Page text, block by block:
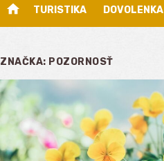
home TURISTIKA DOVOLENKA
ZNAČKA: POZORNOSŤ